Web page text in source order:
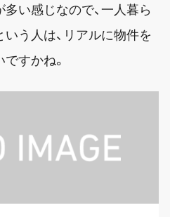
い感じなので、一人暮ら
う人は、リアルに物件を
すかね。